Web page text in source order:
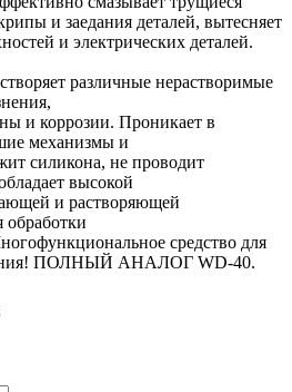
и заедания деталей, вытесняет
и электрических деталей.
различные нерастворимые
и коррозии. Проникает в
механизмы и
силикона, не проводит
высокой
и растворяющей
обработки
средство для
ПОЛНЫЙ АНАЛОГ WD-40.